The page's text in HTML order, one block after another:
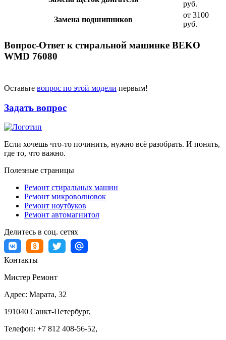
руб.
Замена подшипников
от 3100
руб.
Вопрос-Ответ к стиральной машинке BEKO
WMD 76080
Оставьте вопрос по этой модели первым!
Задать вопрос
Если хочешь что-то починить, нужно всё разобрать. И понять,
где то, что важно.
Полезные страницы
Ремонт стиральных машин
Ремонт микроволновок
Ремонт ноутбуков
Ремонт автомагнитол
Делитесь в соц. сетях
Контакты
Мистер Ремонт
Адрес: Марата, 32
191040 Санкт-Петербург,
Телефон: +7 812 408-56-52,